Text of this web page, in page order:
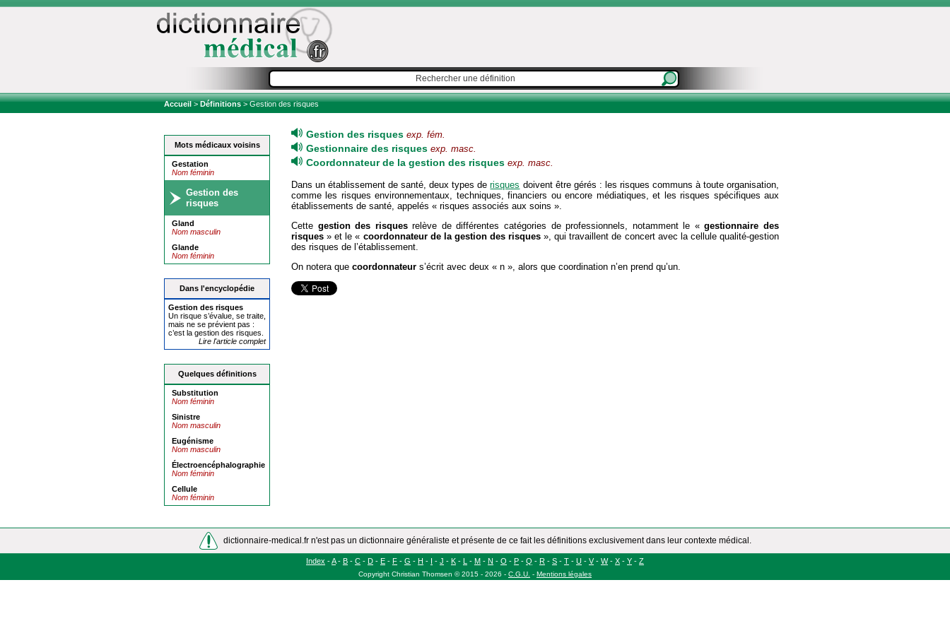
Accueil>Définitions> Gestion des risques
Mots médicaux voisins
Gestation
Nom féminin
Gestion des
risques
Gland
Nom masculin
Glande
Nom féminin
Dans l'encyclopédie
Gestion des risques
Un risque s’évalue, se traite,
mais ne se prévient pas :
c’est la gestion des risques.
Lire l'article complet
Quelques définitions
Substitution
Nom féminin
Sinistre
Nom masculin
Eugénisme
Nom masculin
Électroencéphalographie
Nom féminin
Cellule
Nom féminin
Gestion des risques exp. fém.
Gestionnaire des risques exp. masc.
Coordonnateur de la gestion des risques exp. masc.
Dans un établissement de santé, deux types derisques doivent être gérés : les risques communs à toute organisation,
comme les risques environnementaux, techniques, financiers ou encore médiatiques, et les risques spécifiques aux
établissements de santé, appelés « risques associés aux soins ».
Cette gestion des risquesrelève de différentes catégories de professionnels, notamment le «gestionnaire des
risques » et le « coordonnateur de la gestion des risques », qui travaillent de concert avec la cellule qualité-gestion
des risques de l’établissement.
On notera que coordonnateur s’écrit avec deux « n », alors que coordination n’en prend qu’un.
dictionnaire-medical.fr n'est pas un dictionnaire généraliste et présente de ce fait les définitions exclusivement dans leur contexte médical.
Index -A- B - C - D - E - F - G - H - I - J - K - L - M - N - O - P - Q - R - S - T - U - V- W- X - Y - Z
Copyright Christian Thomsen ©2015 - 2026 - C.G.U. - Mentions légales